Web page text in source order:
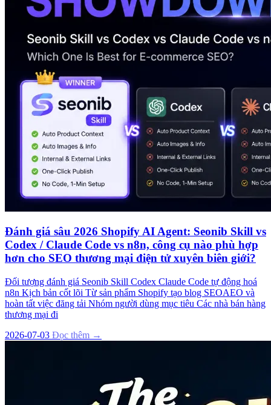
Đánh giá sâu 2026 Shopify AI Agent: Seonib Skill vs
Codex / Claude Code vs n8n, công cụ nào phù hợp
hơn cho SEO thương mại điện tử xuyên biên giới?
Đối tượng đánh giá Seonib Skill Codex Claude Code tự động hoá
n8n Kịch bản cốt lõi Từ sản phẩm Shopify tạo blog SEOAEO và
hoàn tất việc đăng tải Nhóm người dùng mục tiêu Các nhà bán hàng
thương mại đi
2026-07-03 Đọc thêm →